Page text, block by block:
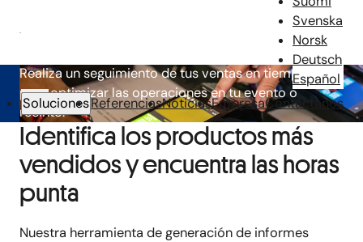
Svenska
Norsk
Deutsch
Español
SolucionesReferenciasNoticiasEmpresaContáctanos
Realiza un seguimiento de tus ventas en tiempo real
para optimizar las operaciones en tu evento o
recinto.
Identifica los productos más
vendidos y encuentra las horas
punta
Nuestra herramienta de generación de informes